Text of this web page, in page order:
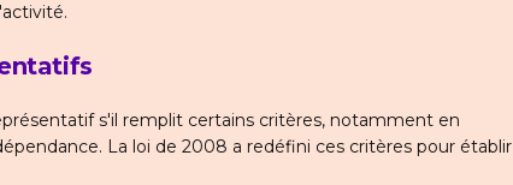
s'il remplit certains critères, notamment en
La loi de 2008 a redéfini ces critères pour établir